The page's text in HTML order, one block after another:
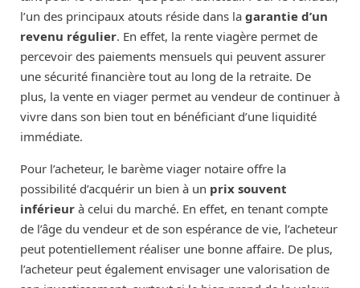
l’un des principaux atouts réside dans la garantie d’un
revenu régulier. En effet, la rente viagère permet de
percevoir des paiements mensuels qui peuvent assurer
une sécurité financière tout au long de la retraite. De
plus, la vente en viager permet au vendeur de continuer à
vivre dans son bien tout en bénéficiant d’une liquidité
immédiate.
Pour l’acheteur, le barème viager notaire offre la
possibilité d’acquérir un bien à un prix souvent
inférieur à celui du marché. En effet, en tenant compte
de l’âge du vendeur et de son espérance de vie, l’acheteur
peut potentiellement réaliser une bonne affaire. De plus,
l’acheteur peut également envisager une valorisation de